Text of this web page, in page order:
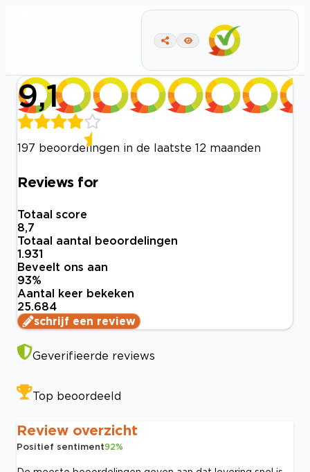
9,1
197 beoordelingen in de laatste 12 maanden
Reviews for
Totaal score
8,7
Totaal aantal beoordelingen
1.931
Beveelt ons aan
93%
Aantal keer bekeken
25.684
schrijf een review
Geverifieerde reviews
Top beoordeeld
Review overzicht
Positief sentiment92%